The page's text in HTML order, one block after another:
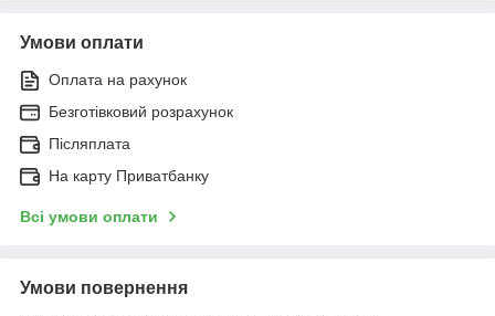
Умови оплати
Оплата на рахунок
Безготівковий розрахунок
Післяплата
На карту Приватбанку
Всі умови оплати
Умови повернення